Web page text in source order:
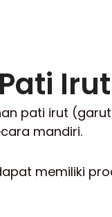
Irut
pati irut
mandiri.
memiliki